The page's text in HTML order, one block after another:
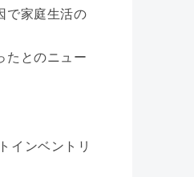
で家庭生活の
たとのニュー
インベントリ